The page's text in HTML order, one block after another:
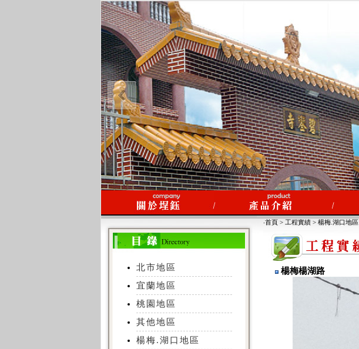
北市地區
宜蘭地區
桃園地區
其他地區
楊梅.湖口地區
‧首頁 > 工程實績 > 楊梅.湖口地區
楊梅楊湖路